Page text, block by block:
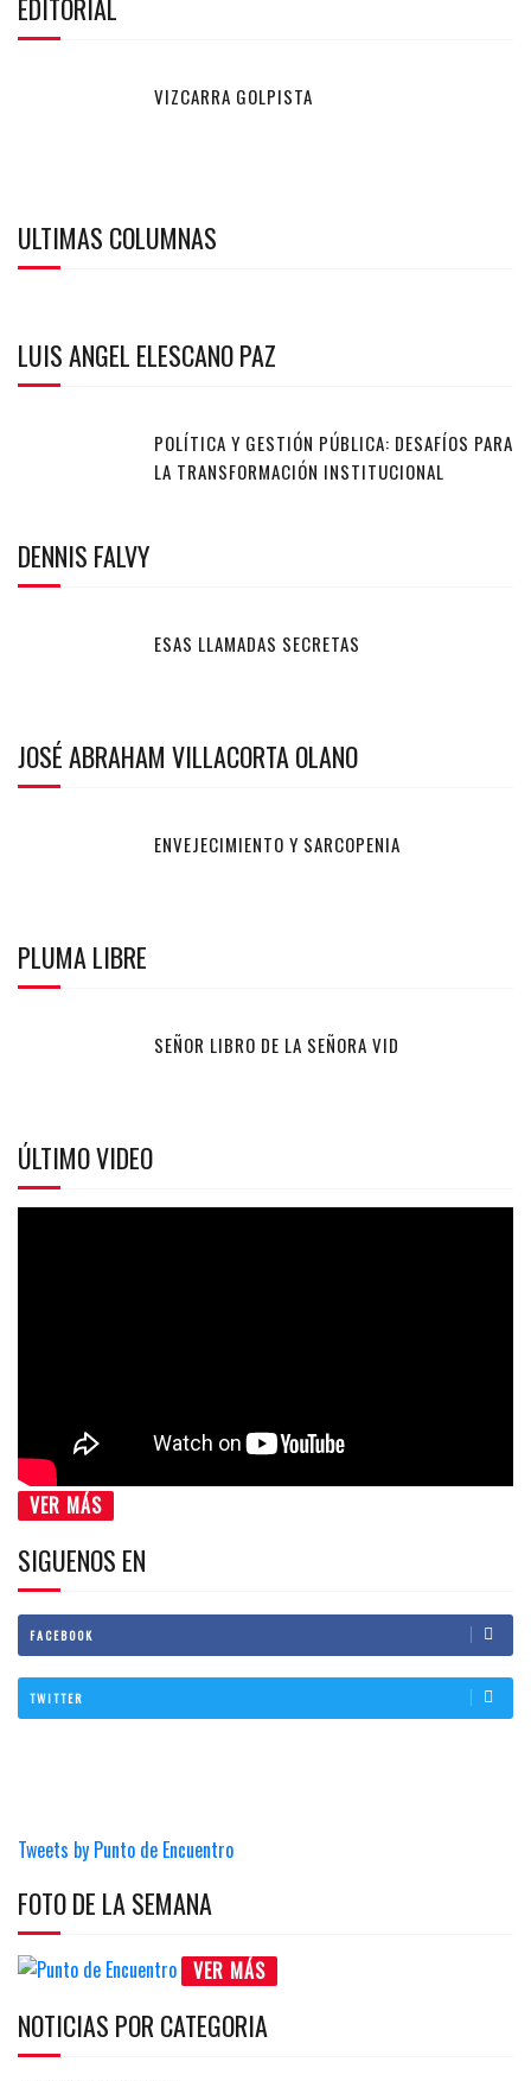
EDITORIAL
VIZCARRA GOLPISTA
ULTIMAS COLUMNAS
LUIS ANGEL ELESCANO PAZ
POLÍTICA Y GESTIÓN PÚBLICA: DESAFÍOS PARA
LA TRANSFORMACIÓN INSTITUCIONAL
DENNIS FALVY
ESAS LLAMADAS SECRETAS
JOSÉ ABRAHAM VILLACORTA OLANO
ENVEJECIMIENTO Y SARCOPENIA
PLUMA LIBRE
SEÑOR LIBRO DE LA SEÑORA VID
ÚLTIMO VIDEO
VER MÁS
SIGUENOS EN
FACEBOOK
TWITTER
Tweets by Punto de Encuentro
FOTO DE LA SEMANA
VER MÁS
NOTICIAS POR CATEGORIA